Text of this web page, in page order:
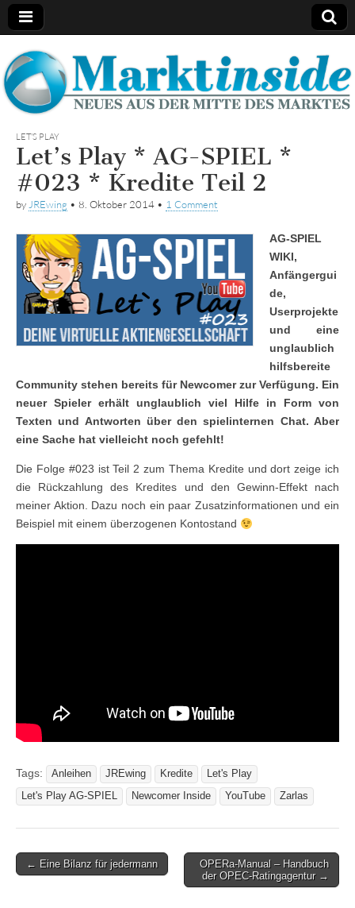
Marktinside
LET'S PLAY
Let’s Play * AG-SPIEL *
#023 * Kredite Teil 2
byJREwing • 8. Oktober 2014 • 1 Comment
AG-SPIEL
WIKI,
Anfängergui
de,
Userprojekte
und eine
unglaublich
hilfsbereite
Community stehen bereits für Newcomer zur Verfügung. Ein
neuer Spieler erhält unglaublich viel Hilfe in Form von
Texten und Antworten über den spielinternen Chat. Aber
eine Sache hat vielleicht noch gefehlt!
Die Folge #023 ist Teil 2 zum Thema Kredite und dort zeige ich
die Rückzahlung des Kredites und den Gewinn-Effekt nach
meiner Aktion. Dazu noch ein paar Zusatzinformationen und ein
Beispiel mit einem überzogenen Kontostand
Tags: Anleihen JREwing Kredite
Let's Play
Let's Play AG-SPIEL
Newcomer Inside YouTube Zarlas
Post
← Eine Bilanz für jedermann
OPERa-Manual – Handbuch
der OPEC-Ratingagentur →